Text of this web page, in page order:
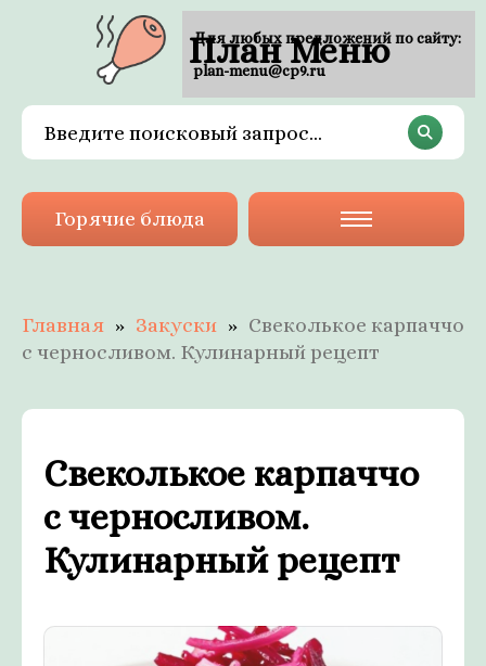
План Меню
Горячие блюда
Главная Закуски
Свеколькое карпаччо
с черносливом. Кулинарный рецепт
Свеколькое карпаччо
с черносливом.
Кулинарный рецепт
Для любых предложений по сайту:
plan-menu@cp9.ru